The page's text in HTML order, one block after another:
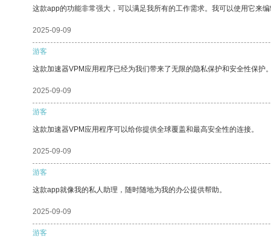
这款app的功能非常强大，可以满足我所有的工作需求。我可以使用它来
2025-09-09
游客
这款加速器VPM应用程序已经为我们带来了无限的隐私保护和安全性保护。
2025-09-09
游客
这款加速器VPM应用程序可以给你提供全球覆盖和最高安全性的连接。
2025-09-09
游客
这款app就像我的私人助理，随时随地为我的办公提供帮助。
2025-09-09
游客